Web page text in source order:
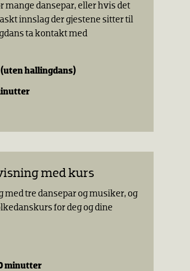
mange dansepar, eller hvis det
innslag der gjestene sitter til
ta kontakt med
hallingdans)
med kurs
tre dansepar og musiker, og
for deg og dine
minutter